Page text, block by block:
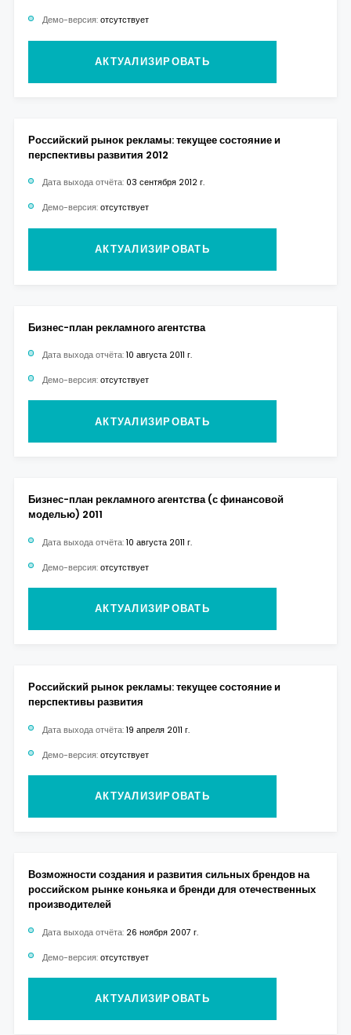
Демо-версия: отсутствует
АКТУАЛИЗИРОВАТЬ
Российский рынок рекламы: текущее состояние и
перспективы развития 2012
Дата выхода отчёта: 03 сентября 2012 г.
Демо-версия: отсутствует
АКТУАЛИЗИРОВАТЬ
Бизнес-план рекламного агентства
Дата выхода отчёта: 10 августа 2011 г.
Демо-версия: отсутствует
АКТУАЛИЗИРОВАТЬ
Бизнес-план рекламного агентства (с финансовой
моделью) 2011
Дата выхода отчёта: 10 августа 2011 г.
Демо-версия: отсутствует
АКТУАЛИЗИРОВАТЬ
Российский рынок рекламы: текущее состояние и
перспективы развития
Дата выхода отчёта: 19 апреля 2011 г.
Демо-версия: отсутствует
АКТУАЛИЗИРОВАТЬ
Возможности создания и развития сильных брендов на
российском рынке коньяка и бренди для отечественных
производителей
Дата выхода отчёта: 26 ноября 2007 г.
Демо-версия: отсутствует
АКТУАЛИЗИРОВАТЬ